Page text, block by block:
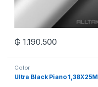
₲ 1.190.500
Color
Ultra Black Piano 1,38X25M